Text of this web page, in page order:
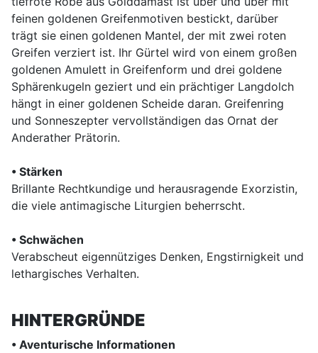
feinen goldenen Greifenmotiven bestickt, darüber
trägt sie einen goldenen Mantel, der mit zwei roten
Greifen verziert ist. Ihr Gürtel wird von einem großen
goldenen Amulett in Greifenform und drei goldene
Sphärenkugeln geziert und ein prächtiger Langdolch
hängt in einer goldenen Scheide daran. Greifenring
und Sonneszepter vervollständigen das Ornat der
Anderather Prätorin.
• Stärken
Brillante Rechtkundige und herausragende Exorzistin,
die viele antimagische Liturgien beherrscht.
• Schwächen
Verabscheut eigennütziges Denken, Engstirnigkeit und
lethargisches Verhalten.
HINTERGRÜNDE
• Aventurische Informationen